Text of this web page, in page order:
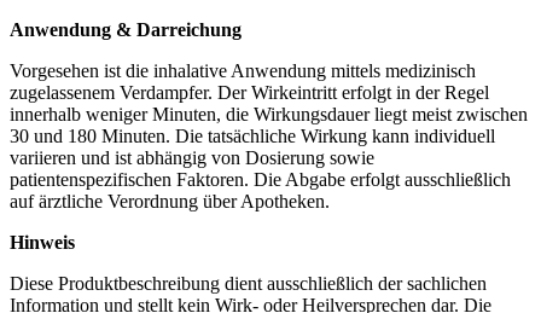
Anwendung & Darreichung
Vorgesehen ist die inhalative Anwendung mittels medizinisch
zugelassenem Verdampfer. Der Wirkeintritt erfolgt in der Regel
innerhalb weniger Minuten, die Wirkungsdauer liegt meist zwischen
30 und 180 Minuten. Die tatsächliche Wirkung kann individuell
variieren und ist abhängig von Dosierung sowie
patientenspezifischen Faktoren. Die Abgabe erfolgt ausschließlich
auf ärztliche Verordnung über Apotheken.
Hinweis
Diese Produktbeschreibung dient ausschließlich der sachlichen
Information und stellt kein Wirk- oder Heilversprechen dar. Die